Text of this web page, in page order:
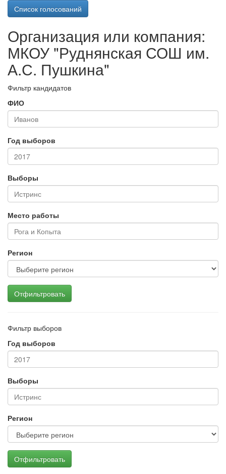
Список голосований
Организация или компания:
МКОУ "Руднянская СОШ им.
А.С. Пушкина"
Фильтр кандидатов
ФИО
Год выборов
Выборы
Место работы
Регион
Отфильтровать
Фильтр выборов
Год выборов
Выборы
Регион
Отфильтровать